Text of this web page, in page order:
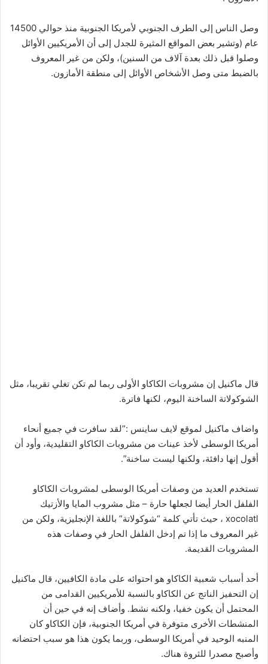
وصل الناس إلى الطرف الجنوبي لأمريكا الجنوبية منذ حوالي 14500
عام (وتشير بعض المواقع المثيرة للجدل إلى أن الأمريكيين الأوائل
وصلوا قبل ذلك بعدة آلاف من السنين)، ولكن من غير المعروف
بالضبط متى وصل الأشخاص الأوائل إلى منطقة الأمازون.
قال ماكنيل إن مشروبات الكاكاو الأولى ربما لم تكن تغلي تقريبا، مثل
الشوكولاتة الساخنة اليوم، لكنها فاترة.
واضاف ماكنيل لموقع لايف ساينس :”لقد سافرت في جميع أنحاء
أمريكا الوسطى لأخذ عينات من مشروبات الكاكاو التقليدية، وأود أن
أقول إنها دافئة، ولكنها ليست ساخنة”.
تستخدم العديد من وصفات أمريكا الوسطى لمشروبات الكاكاو
الفلفل الحار أيضا لجعلها حارة – مثل مشروب المايا والأزتيك
xocolatl ، حيث تأتي كلمة “شوكولاتة” باللغة الإنجليزية، ولكن من
غير المعروف ما إذا تم إدخل الفلفل الحار في وصفات هذه
المشروبات القديمة.
أحد أسباب شعبية الكاكاو هو احتوائه على مادة الكافيين، قال ماكنيل
إن التحفيز الناتج عن الكاكاو بالنسبة للأمريكيين القدامى من
المحتمل أن يكون خفيا، ولكنه نشط. وأضاف إنه في حين أن
المنشطات الأخرى متوفرة في أمريكا الجنوبية، فإن الكاكاو كان
المنبه الوحيد في أمريكا الوسطى، وربما يكون هذا هو سبب احتضانه
وأصبح مصدرا للثروة هناك.